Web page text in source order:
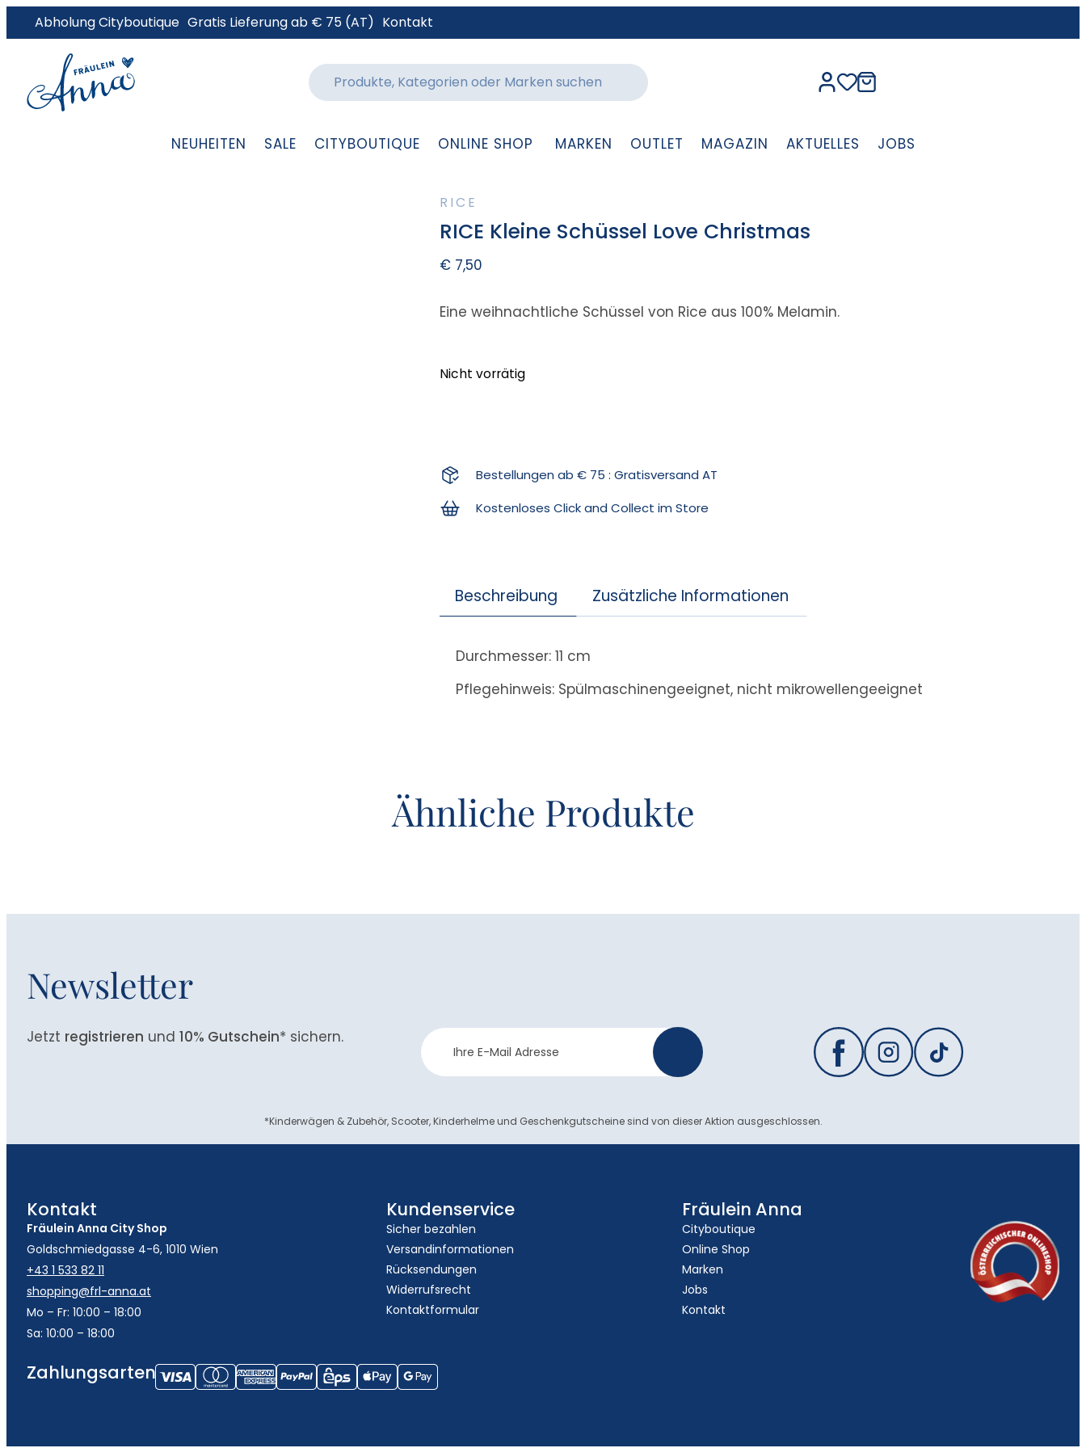
Abholung Cityboutique Gratis Lieferung ab € 75 (AT) Kontakt
NEUHEITEN SALE CITYBOUTIQUE ONLINE SHOP MARKEN OUTLET MAGAZIN AKTUELLES JOBS
RICE
RICE Kleine Schüssel Love Christmas
€ 7,50
Eine weihnachtliche Schüssel von Rice aus 100% Melamin.
Nicht vorrätig
Bestellungen ab € 75 : Gratisversand AT
Kostenloses Click and Collect im Store
Beschreibung Zusätzliche Informationen
Durchmesser: 11 cm
Pflegehinweis: Spülmaschinengeeignet, nicht mikrowellengeeignet
Ähnliche Produkte
Newsletter
Jetzt registrieren und 10% Gutschein* sichern.
Newsletter
Anmeldung
*Kinderwägen & Zubehör, Scooter, Kinderhelme und Geschenkgutscheine sind von dieser Aktion ausgeschlossen.
Kontakt
Fräulein Anna City Shop
Goldschmiedgasse 4-6, 1010 Wien
+43 1 533 82 11
shopping@frl-anna.at
Mo – Fr: 10:00 – 18:00
Sa: 10:00 – 18:00
Kundenservice
Sicher bezahlen
Versandinformationen
Rücksendungen
Widerrufsrecht
Kontaktformular
Fräulein Anna
Cityboutique
Online Shop
Marken
Jobs
Kontakt
Zahlungsarten